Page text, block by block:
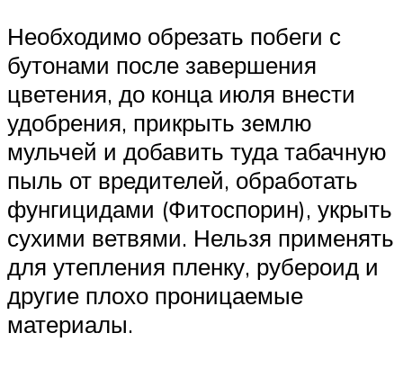
Необходимо обрезать побеги с
бутонами после завершения
цветения, до конца июля внести
удобрения, прикрыть землю
мульчей и добавить туда табачную
пыль от вредителей, обработать
фунгицидами (Фитоспорин), укрыть
сухими ветвями. Нельзя применять
для утепления пленку, рубероид и
другие плохо проницаемые
материалы.